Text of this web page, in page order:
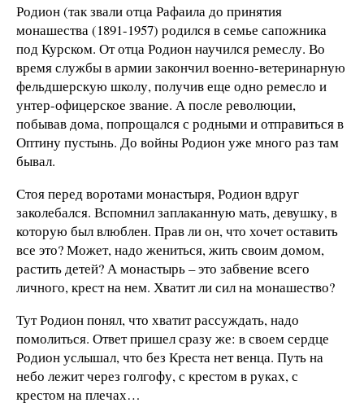
Родион (так звали отца Рафаила до принятия
монашества (1891-1957) родился в семье сапожника
под Курском. От отца Родион научился ремеслу. Во
время службы в армии закончил военно-ветеринарную
фельдшерскую школу, получив еще одно ремесло и
унтер-офицерское звание. А после революции,
побывав дома, попрощался с родными и отправиться в
Оптину пустынь. До войны Родион уже много раз там
бывал.
Стоя перед воротами монастыря, Родион вдруг
заколебался. Вспомнил заплаканную мать, девушку, в
которую был влюблен. Прав ли он, что хочет оставить
все это? Может, надо жениться, жить своим домом,
растить детей? А монастырь – это забвение всего
личного, крест на нем. Хватит ли сил на монашество?
Тут Родион понял, что хватит рассуждать, надо
помолиться. Ответ пришел сразу же: в своем сердце
Родион услышал, что без Креста нет венца. Путь на
небо лежит через голгофу, с крестом в руках, с
крестом на плечах…